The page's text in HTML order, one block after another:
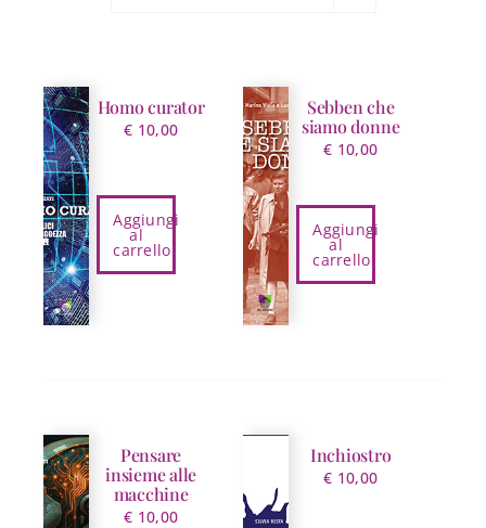
Homo curator
€ 10,00
Aggiungi
al
carrello
Sebben che
siamo donne
€ 10,00
Aggiungi
al
carrello
Pensare
insieme alle
macchine
€ 10,00
Inchiostro
€ 10,00